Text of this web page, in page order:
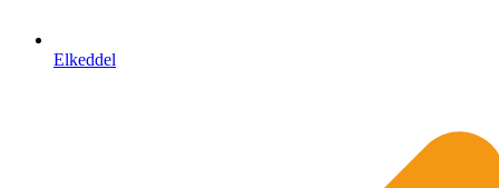
Elkeddel